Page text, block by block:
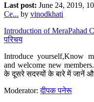
Last post: June 24, 2019,
Ce... by vinodkhati
Introduction of MeraPahad
परिचय
Introduce yourself,Know
and welcome new
के दूसरे सदस्यों के बारे में जानें
Moderator:दीपक पनेरू